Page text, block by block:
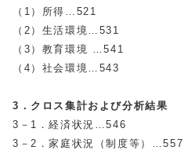
（1）所得…521
（2）生活環境…531
（3）教育環境 …541
（4）社会環境…543
3．クロス集計および分析結果
3－1．経済状況…546
3－2．家庭状況（制度等）…557